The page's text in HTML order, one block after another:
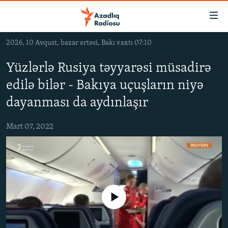
Əsas
qayıt
Əsas
naviqasiyaya
qayıt
keç
#İZAHLA
KORRUPSIOMETR
#ƏSLINDƏ
FƏRQƏ BAX
QANUNI DOĞRU
ARAŞDIRMA
MULTIMEDIA
VIDEO
FOTOQALEREYA
RADIO ARXIV
OXU ZALI
HAQQIMIZDA
2026, 10 Avqust, bazar ertəsi, Bakı vaxtı 07:10
Yüzlərlə Rusiya təyyarəsi müsadirə
edilə bilər - Bakıya uçuşların niyə
dayanması da aydınlaşır
Mart 07, 2022
No media source currently available